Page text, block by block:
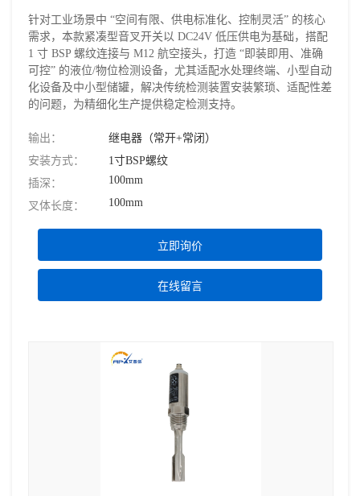
针对工业场景中 “空间有限、供电标准化、控制灵活” 的核心
需求，本款紧凑型音叉开关以 DC24V 低压供电为基础，搭配
1 寸 BSP 螺纹连接与 M12 航空接头，打造 “即装即用、准确
可控” 的液位/物位检测设备，尤其适配水处理终端、小型自动
化设备及中小型储罐，解决传统检测装置安装繁琐、适配性差
的问题，为精细化生产提供稳定检测支持。
输出：
继电器（常开+常闭）
安装方式：
1寸BSP螺纹
插深：
100mm
叉体长度： 100mm
立即询价
在线留言